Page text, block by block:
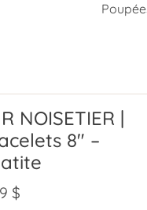
NOISETIER |
8″ –
$